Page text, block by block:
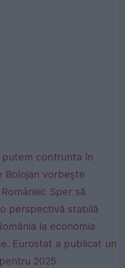
putem confrunta în
Bolojan vorbește
Sper să
perspectivă stabilă
la economia
Eurostat a publicat un
2025